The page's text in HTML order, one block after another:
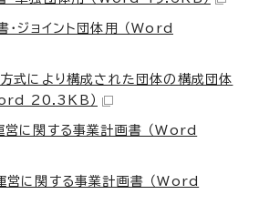
・ジョイント団体用 （Word
方式により構成された団体の構成団体
20.3KB）
営に関する事業計画書 （Word
営に関する事業計画書 （Word